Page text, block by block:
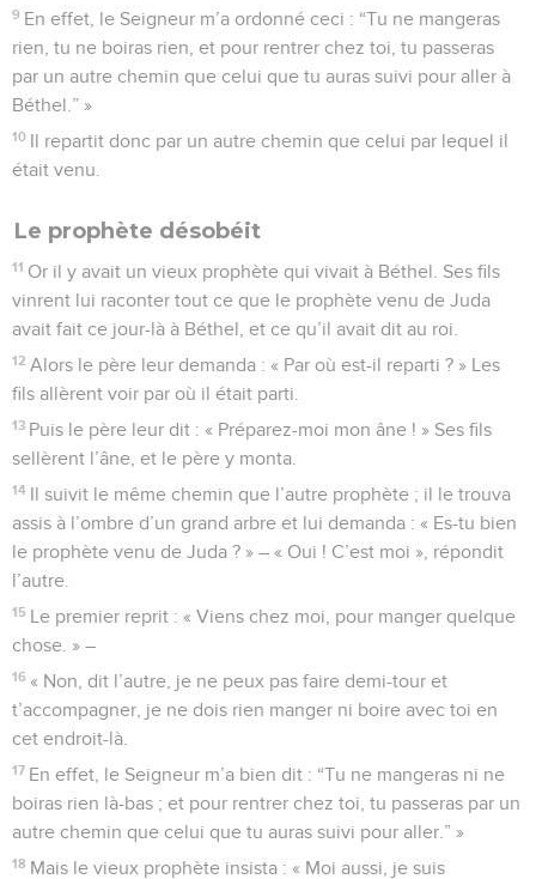
9 En effet, le Seigneur m’a ordonné ceci : “Tu ne mangeras
rien, tu ne boiras rien, et pour rentrer chez toi, tu passeras
par un autre chemin que celui que tu auras suivi pour aller à
Béthel.” »
10 Il repartit donc par un autre chemin que celui par lequel il
était venu.
Le prophète désobéit
11 Or il y avait un vieux prophète qui vivait à Béthel. Ses fils
vinrent lui raconter tout ce que le prophète venu de Juda
avait fait ce jour-là à Béthel, et ce qu’il avait dit au roi.
12 Alors le père leur demanda : « Par où est-il reparti ? » Les
fils allèrent voir par où il était parti.
13 Puis le père leur dit : « Préparez-moi mon âne ! » Ses fils
sellèrent l’âne, et le père y monta.
14 Il suivit le même chemin que l’autre prophète ; il le trouva
assis à l’ombre d’un grand arbre et lui demanda : « Es-tu bien
le prophète venu de Juda ? » – « Oui ! C’est moi », répondit
l’autre.
15 Le premier reprit : « Viens chez moi, pour manger quelque
chose. » –
16 « Non, dit l’autre, je ne peux pas faire demi-tour et
t’accompagner, je ne dois rien manger ni boire avec toi en
cet endroit-là.
17 En effet, le Seigneur m’a bien dit : “Tu ne mangeras ni ne
boiras rien là-bas ; et pour rentrer chez toi, tu passeras par un
autre chemin que celui que tu auras suivi pour aller.” »
18 Mais le vieux prophète insista : « Moi aussi, je suis